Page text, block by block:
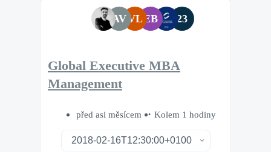
AV VL EB 23
Global Executive MBA
Management
před asi měsícem Kolem 1 hodiny